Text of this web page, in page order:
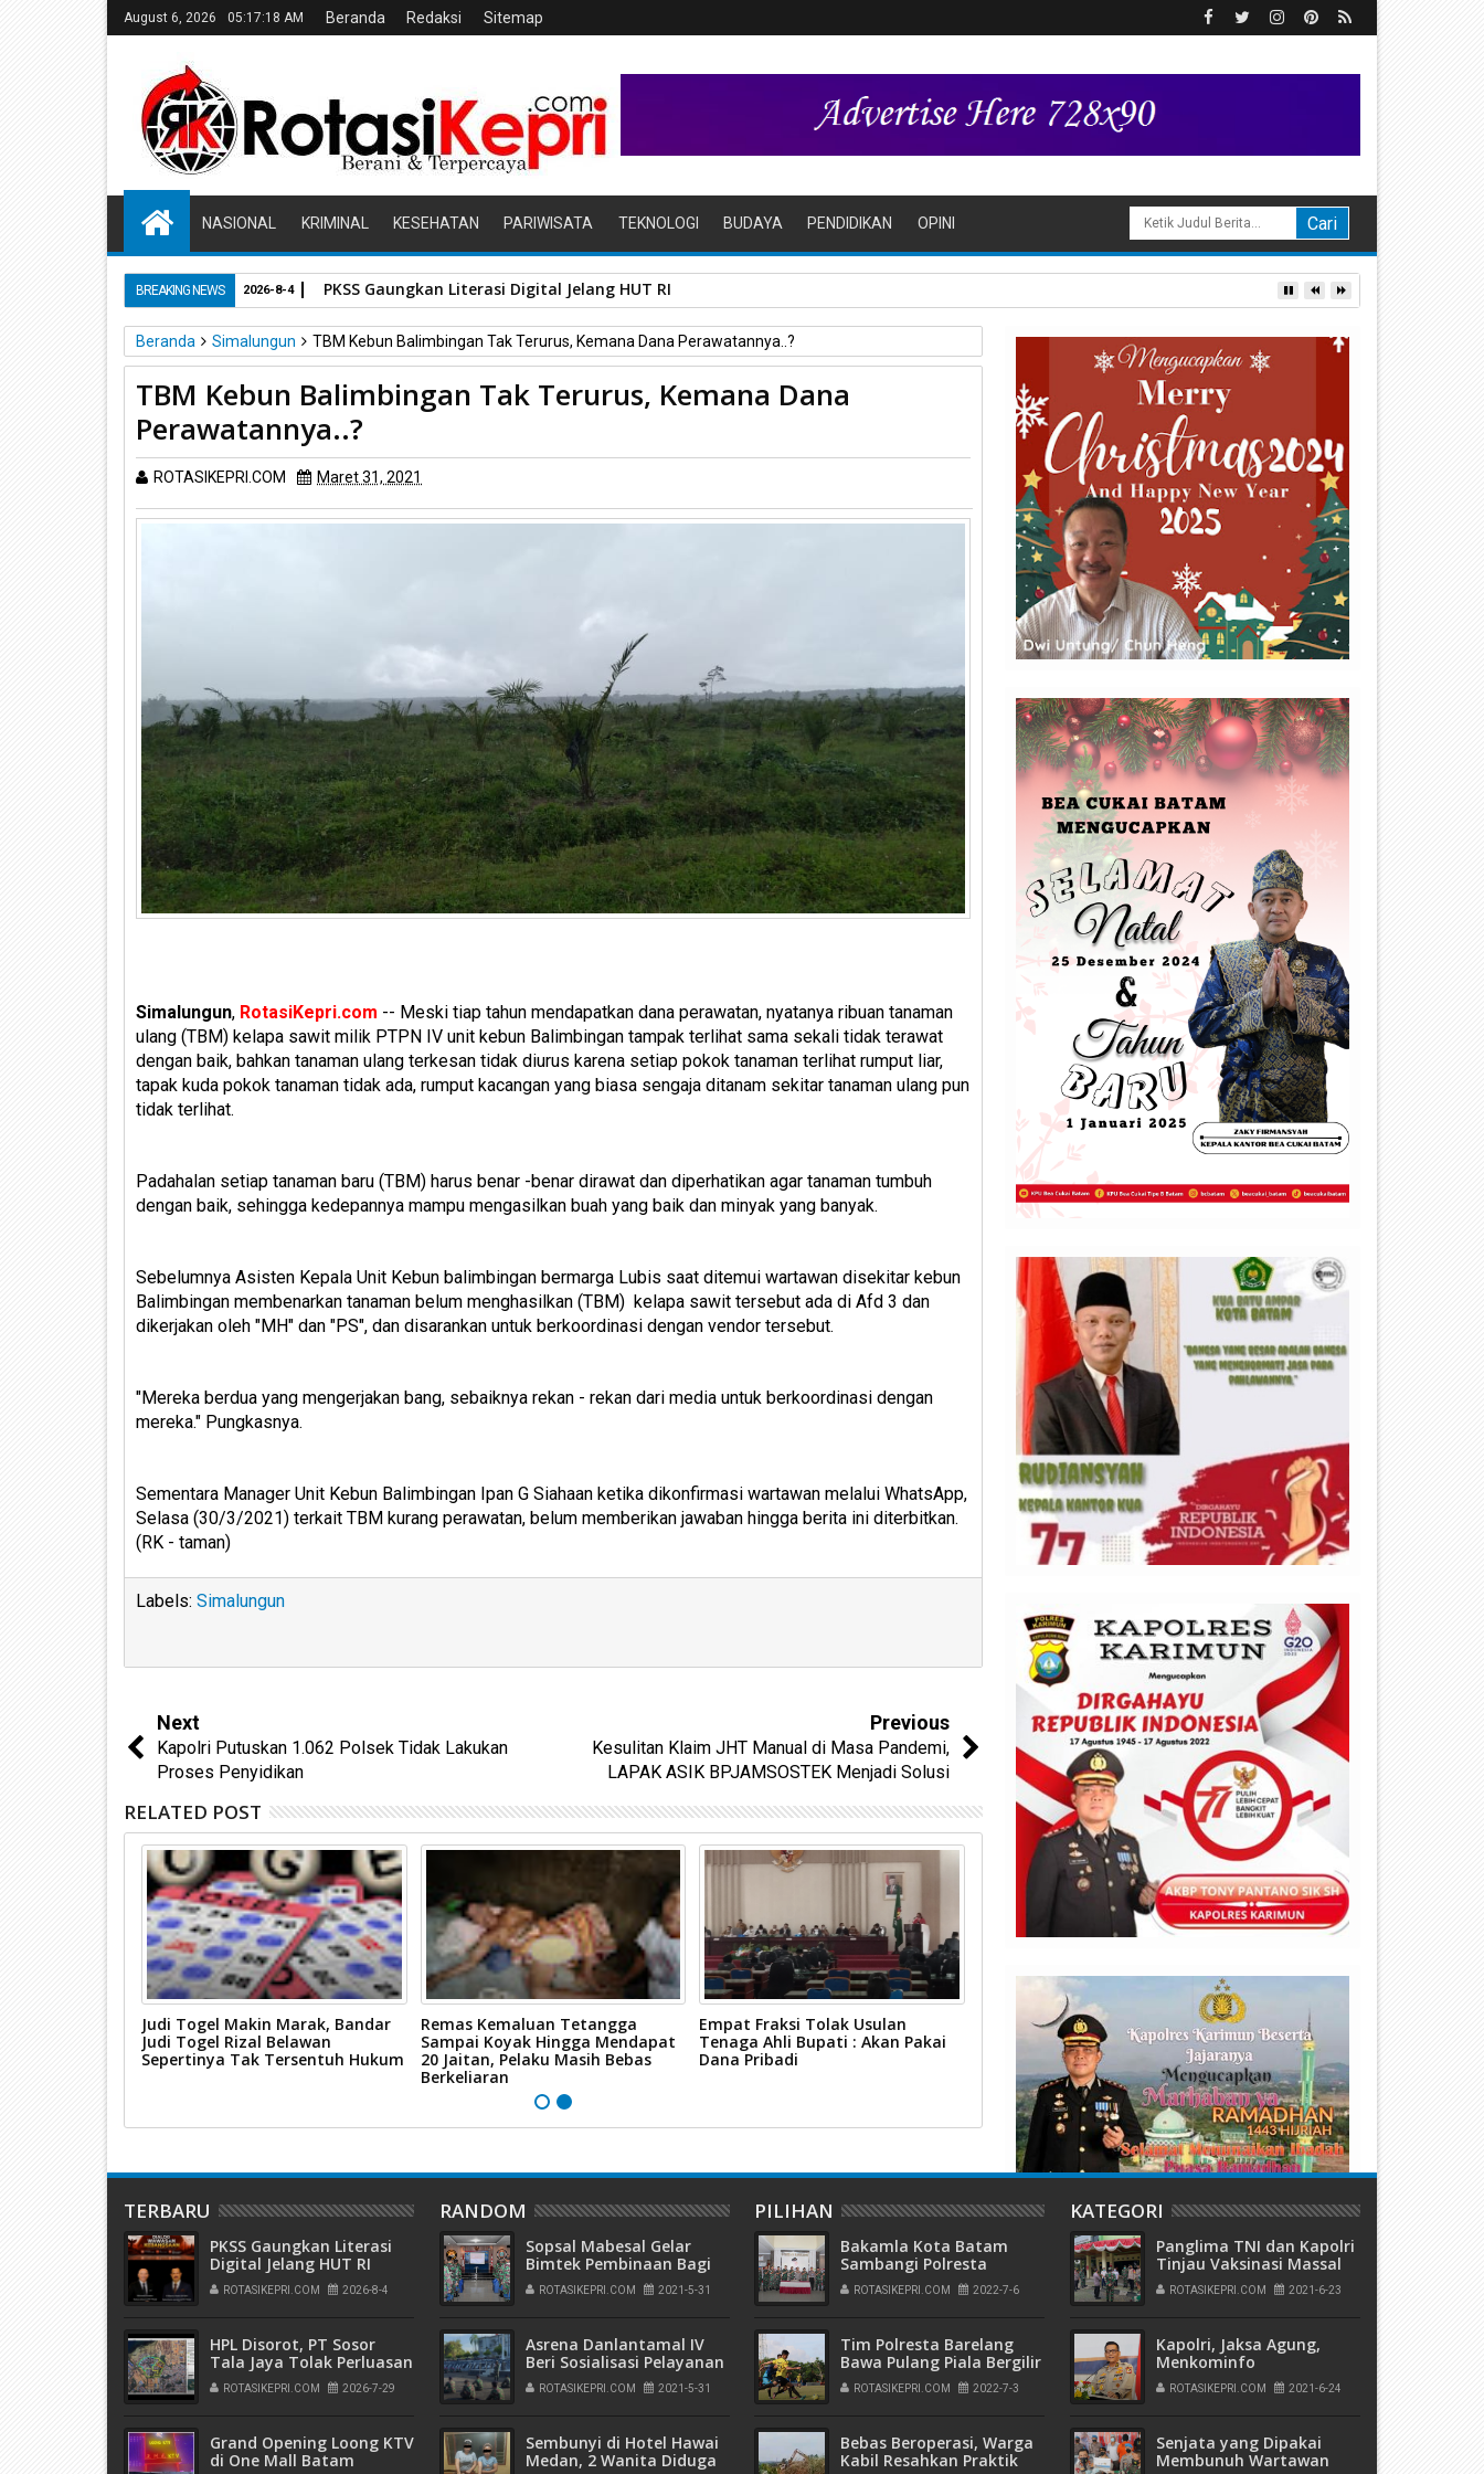
August 6, 2026 05:17:19 AM Beranda Redaksi Sitemap
NASIONAL KRIMINAL KESEHATAN PARIWISATA TEKNOLOGI BUDAYA PENDIDIKAN OPINI
BREAKING NEWS PKSS Gaungkan Literasi Digital Jelang HUT RI
2026-8-4
Beranda Simalungun TBM Kebun Balimbingan Tak Terurus, Kemana Dana Perawatannya..?
TBM Kebun Balimbingan Tak Terurus, Kemana Dana
Perawatannya..?
ROTASIKEPRI.COM Maret 31, 2021
Simalungun, RotasiKepri.com -- Meski tiap tahun mendapatkan dana perawatan, nyatanya ribuan tanaman
ulang (TBM) kelapa sawit milik PTPN IV unit kebun Balimbingan tampak terlihat sama sekali tidak terawat
dengan baik, bahkan tanaman ulang terkesan tidak diurus karena setiap pokok tanaman terlihat rumput liar,
tapak kuda pokok tanaman tidak ada, rumput kacangan yang biasa sengaja ditanam sekitar tanaman ulang pun
tidak terlihat.
Padahalan setiap tanaman baru (TBM) harus benar -benar dirawat dan diperhatikan agar tanaman tumbuh
dengan baik, sehingga kedepannya mampu mengasilkan buah yang baik dan minyak yang banyak.
Sebelumnya Asisten Kepala Unit Kebun balimbingan bermarga Lubis saat ditemui wartawan disekitar kebun
Balimbingan membenarkan tanaman belum menghasilkan (TBM) kelapa sawit tersebut ada di Afd 3 dan
dikerjakan oleh "MH" dan "PS", dan disarankan untuk berkoordinasi dengan vendor tersebut.
"Mereka berdua yang mengerjakan bang, sebaiknya rekan - rekan dari media untuk berkoordinasi dengan
mereka." Pungkasnya.
Sementara Manager Unit Kebun Balimbingan Ipan G Siahaan ketika dikonfirmasi wartawan melalui WhatsApp,
Selasa (30/3/2021) terkait TBM kurang perawatan, belum memberikan jawaban hingga berita ini diterbitkan.
(RK - taman)
Labels: Simalungun
Next
Kapolri Putuskan 1.062 Polsek Tidak Lakukan
Proses Penyidikan
Previous
Kesulitan Klaim JHT Manual di Masa Pandemi,
LAPAK ASIK BPJAMSOSTEK Menjadi Solusi
RELATED POST
Judi Togel Makin Marak, Bandar
Judi Togel Rizal Belawan
Sepertinya Tak Tersentuh Hukum
Remas Kemaluan Tetangga
Sampai Koyak Hingga Mendapat
20 Jaitan, Pelaku Masih Bebas
Berkeliaran
Empat Fraksi Tolak Usulan
Tenaga Ahli Bupati : Akan Pakai
Dana Pribadi
POlsek Bangun Ringkus Kawanan
Pencuri Kabel Listrik
Selain Tuntut Gaji, Puluhan
Pegawai PAM Desak Pemkab
DPRD Agar Mengaudit
PDAM Tirta Lihou
TERBARU
PKSS Gaungkan Literasi
Digital Jelang HUT RI
ROTASIKEPRI.COM 2026-8-4
HPL Disorot, PT Sosor
Tala Jaya Tolak Perluasan
Kampung Tua
ROTASIKEPRI.COM 2026-7-29
Grand Opening Loong KTV
di One Mall Batam
RANDOM
Sopsal Mabesal Gelar
Bimtek Pembinaan Bagi
Segenap Perwira Korps
Pelaut
ROTASIKEPRI.COM 2021-5-31
Asrena Danlantamal IV
Beri Sosialisasi Pelayanan
Pubilk Menuju WBK dan
WBBM
ROTASIKEPRI.COM 2021-5-31
Sembunyi di Hotel Hawai
Medan, 2 Wanita Diduga
PILIHAN
Bakamla Kota Batam
Sambangi Polresta
Barelang, Rayakan
Peringatan Hari
ROTASIKEPRI.COM 2022-7-6
Tim Polresta Barelang
Bawa Pulang Piala Bergilir
dan Medali Emas
Kejuaraan Sepak Bola
2022
ROTASIKEPRI.COM 2022-7-3
Bebas Beroperasi, Warga
Kabil Resahkan Praktik
KATEGORI
Panglima TNI dan Kapolri
Tinjau Vaksinasi Massal
Pelaut Hingga Pekerja
Pelabuhan Tanjung Priok
ROTASIKEPRI.COM 2021-6-23
Kapolri, Jaksa Agung,
Menkominfo
Tandatangani SKB
Pedoman Implementasi
ROTASIKEPRI.COM 2021-6-24
Senjata yang Dipakai
Membunuh Wartawan